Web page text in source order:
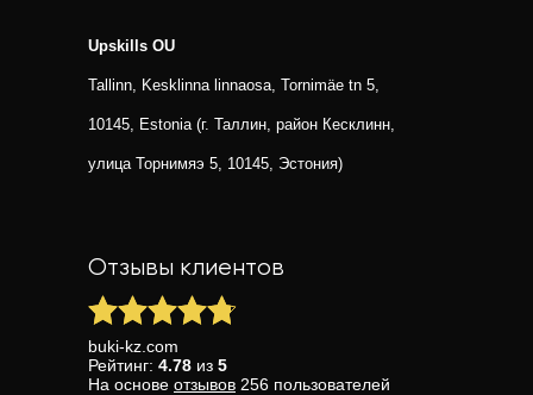
Upskills OU
Tallinn, Kesklinna linnaosa, Tornimäe tn 5,
10145, Estonia (г. Таллин, район Кесклинн,
улица Торнимяэ 5, 10145, Эстония)
Отзывы клиентов
buki-kz.com
Рейтинг: 4.78 из 5
На основе отзывов 256 пользователей